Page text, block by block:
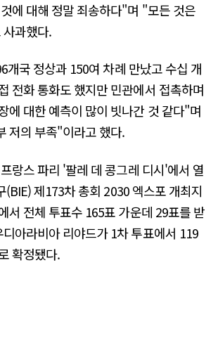
에 대해 정말 죄송하다"며 "모든 것은
과했다.
개국 정상과 150여 차례 만났고 수십 개
전화 통화도 했지만 민관에서 접촉하며
에 대한 예측이 많이 빗나간 것 같다"며
저의 부족"이라고 했다.
랑스 파리 '팔레 데 콩그레 디시'에서 열
(BIE) 제173차 총회 2030 엑스포 개최지
서 전체 투표수 165표 가운데 29표를 받
아라비아 리야드가 1차 투표에서 119
확정됐다.